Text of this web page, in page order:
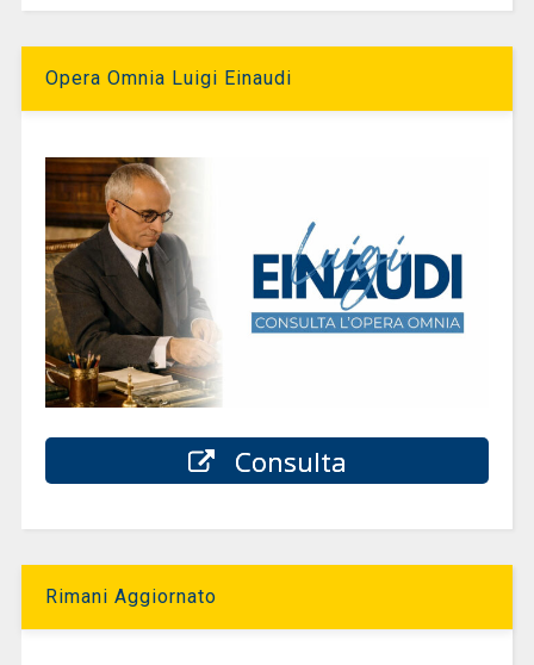
Opera Omnia Luigi Einaudi
Consulta
Rimani Aggiornato